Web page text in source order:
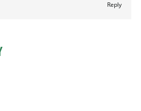
Reply